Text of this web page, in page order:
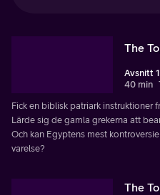
The
Avsnitt 1
40 min
Fick en biblisk patriark
Lärde sig de gamla grekerna att
Och kan Egyptens mest
varelse?
The